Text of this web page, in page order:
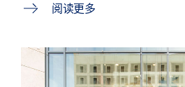
阅读更多